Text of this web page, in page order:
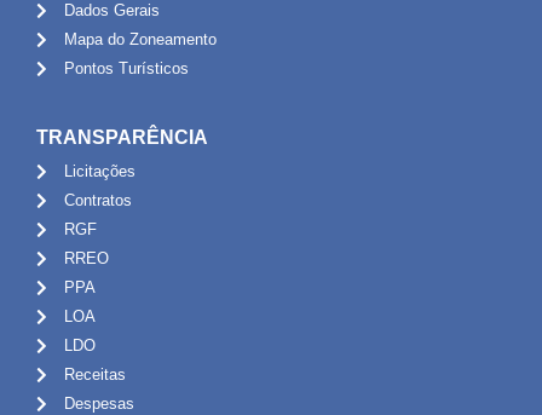
Dados Gerais
Mapa do Zoneamento
Pontos Turísticos
TRANSPARÊNCIA
Licitações
Contratos
RGF
RREO
PPA
LOA
LDO
Receitas
Despesas